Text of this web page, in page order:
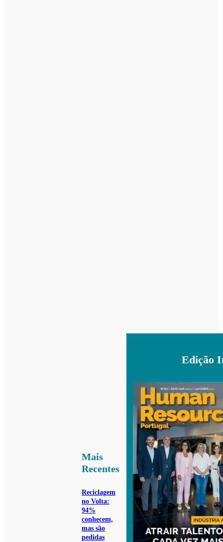
Mais
Recentes
Reciclagem
no Volta:
94%
conhecem,
mas são
pedidas
Edição